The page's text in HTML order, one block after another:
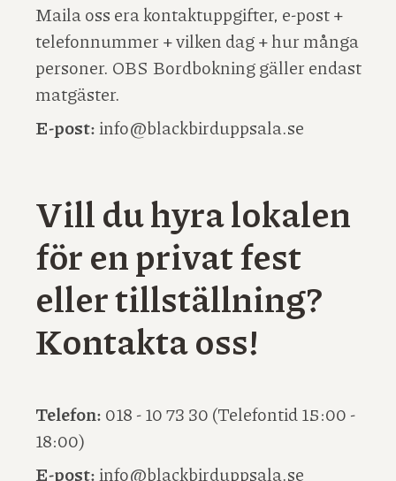
Maila oss era kontaktuppgifter, e-post +
telefonnummer + vilken dag + hur många
personer. OBS Bordbokning gäller endast
matgäster.
E-post:info@blackbirduppsala.se
Vill du hyra lokalen
för en privat fest
eller tillställning?
Kontakta oss!
Telefon: 018 - 10 73 30 (Telefontid 15:00 -
18:00)
E-post:info@blackbirduppsala.se